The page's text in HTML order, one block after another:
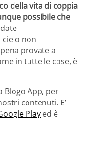
della vita di coppia
possibile che
cielo non
provate a
in tutte le cose, è
Blogo App, per
contenuti. E’
Play ed è